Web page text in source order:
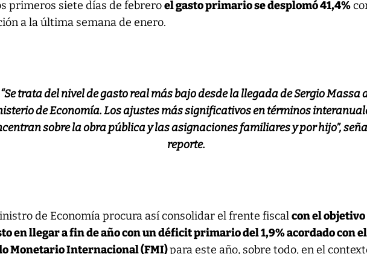
primeros siete días de febreroel gasto primario se desplomó 41,4%
a la última semana de enero.
“Se trata del nivel de gasto real más bajo desde la llegada de Sergio Massa
de Economía. Los ajustes más significativos en términos
sobre la obra pública y las asignaciones familiares y por hijo”,
reporte.
de Economía procura así consolidar el frente fiscalcon el objetivo
en llegar a fin de año con un déficit primario del 1,9% acordado con el
Monetario Internacional (FMI)para este año, sobre todo, en el